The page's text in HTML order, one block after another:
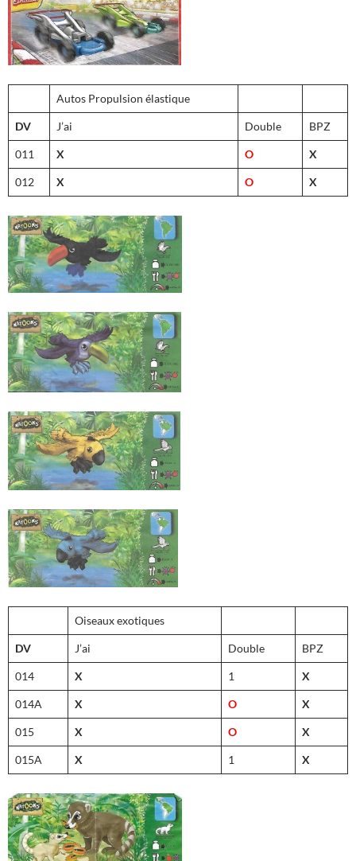
Autos Propulsion élastique
DV J’ai Double BPZ
011 X O X
012 X O X
Oiseaux exotiques
DV J’ai Double BPZ
014 X 1 X
014A X O X
015 X O X
015A X 1 X